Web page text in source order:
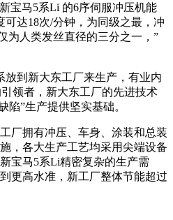
宝马5系Li 的6序伺服冲压机能
可达18次/分钟，为同级之最，冲
为人类发丝直径的三分之一，”
放到新大东工厂来生产，有业内
领者，新大东工厂的先进技术
陷”生产提供坚实基础。
厂拥有冲压、车身、涂装和总装
，各大生产工艺均采用尖端设备
宝马5系Li精密复杂的生产需
更高水准，新工厂整体节能超过